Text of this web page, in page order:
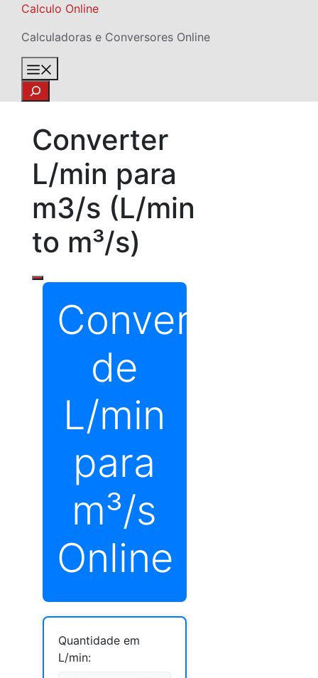
Skip
content
Calculo Online
Calculadoras e Conversores Online
Search
Converter
L/min para
m3/s (L/min
to m³/s)
Conversor
de
L/min
para
m³/s
Online
Quantidade em
L/min: